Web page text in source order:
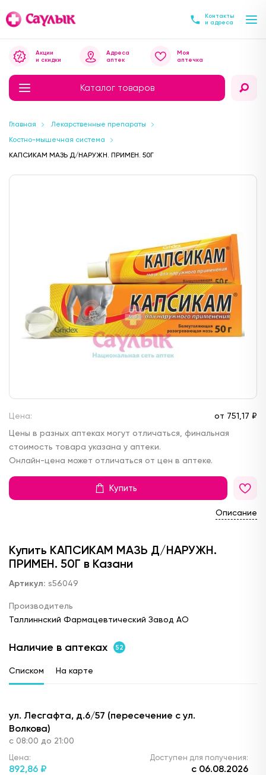
Контакты
и адреса
Каталог товаров
Акции
и скидки
Адреса
аптек
Моя
аптечка
Главная
Лекарственные препараты
Костно-мышечная система
КАПСИКАМ МАЗЬ Д/НАРУЖН. ПРИМЕН. 50Г
Цена: от 751, 17 ₽
Цены в разных аптеках могут отличаться, финальная
стоимость товара указана у аптеки.
Онлайн-цена может отличаться от цен в аптеке.
Купить
Описание
Купить КАПСИКАМ МАЗЬ Д/НАРУЖН.
ПРИМЕН. 50Г в Казани
Артикул: s56049
Производитель
Таллиннский Фармацевтический Завод АО
Наличие в аптеках 52
Списком На карте
ул. Лесгафта, д.6/57 (пересечение с ул.
Волкова)
с 08:00 до 21:00
Цена:
892,86 ₽
Доступен для получения:
с 06.08.2026